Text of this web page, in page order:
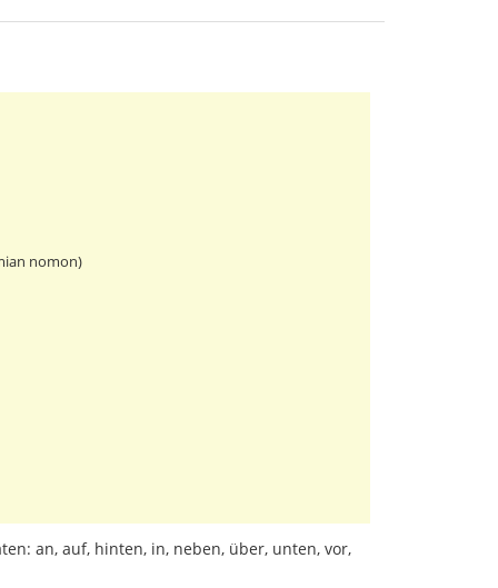
nomon)
an, auf, hinten, in, neben, über, unten, vor,